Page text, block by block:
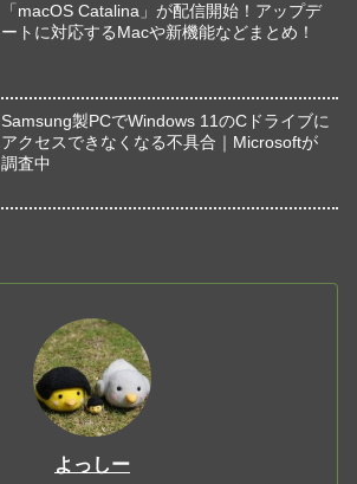
「macOS Catalina」が配信開始！アップデ
ートに対応するMacや新機能などまとめ！
Samsung製PCでWindows 11のCドライブに
アクセスできなくなる不具合｜Microsoftが
調査中
よっしー